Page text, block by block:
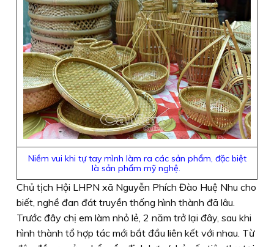
Niềm vui khi tự tay mình làm ra các sản phẩm, đặc biệt
là sản phẩm mỹ nghệ.
Chủ tịch Hội LHPN xã Nguyễn Phích Đào Huệ Nhu cho
biết, nghề đan đát truyền thống hình thành đã lâu.
Trước đây chị em làm nhỏ lẻ, 2 năm trở lại đây, sau khi
hình thành tổ hợp tác mới bắt đầu liên kết với nhau. Từ